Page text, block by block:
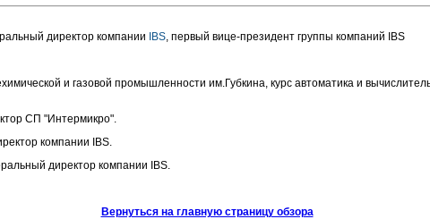
директор компании
IBS, первый вице-президент группы компаний IBS
и газовой промышленности им.Губкина, курс автоматика и
СП "Интермикро".
компании IBS.
директор компании IBS.
Вернуться на главную страницу обзора